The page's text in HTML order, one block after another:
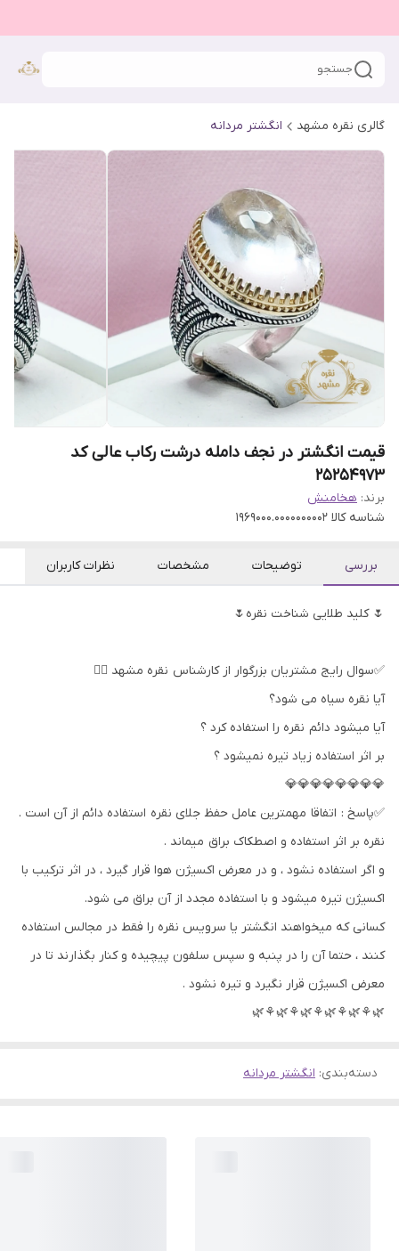
جستجو
گالری نقره مشهد انگشتر مردانه
قیمت انگشتر در نجف دامله درشت رکاب عالی کد
25254973
برند: هخامنش
شناسه کالا 1969000.0000000002
بررسی توضیحات مشخصات نظرات کاربران
🌷 کلید طلایی شناخت نقره🌷
✅سوال رایج مشتریان بزرگوار از کارشناس نقره مشهد 👇🏻
آیا نقره سیاه می شود؟
آیا میشود دائم نقره را استفاده کرد ؟
بر اثر استفاده زیاد تیره نمیشود ؟
💎💎💎💎💎💎💎💎
✅پاسخ : اتفاقا مهمترین عامل حفظ جلای نقره استفاده دائم از آن است .
نقره بر اثر استفاده و اصطکاک براق میماند .
و اگر استفاده نشود ، و در معرض اکسیژن هوا قرار گیرد ، در اثر ترکیب با
اکسیژن تیره میشود و با استفاده مجدد از آن براق می شود.
کسانی که میخواهند انگشتر یا سرویس نقره را فقط در مجالس استفاده
کنند ، حتما آن را در پنبه و سپس سلفون پیچیده و کنار بگذارند تا در
معرض اکسیژن قرار نگیرد و تیره نشود .
🌿⚘🌿⚘🌿⚘🌿⚘🌿⚘🌿
دسته‌بندی: انگشتر مردانه